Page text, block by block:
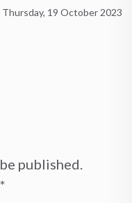
Thursday, 19 October 2023
published.
*